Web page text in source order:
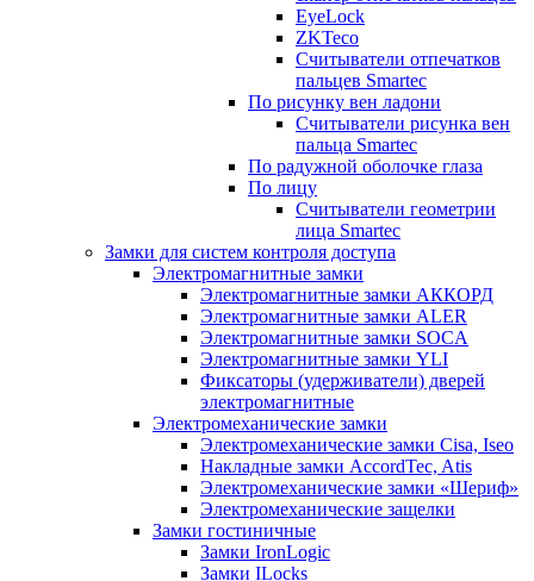
EyeLock
ZKTeco
Считыватели отпечатков
пальцев Smartec
По рисунку вен ладони
Считыватели рисунка вен
пальца Smartec
По радужной оболочке глаза
По лицу
Считыватели геометрии
лица Smartec
Замки для систем контроля доступа
Электромагнитные замки
Электромагнитные замки АККОРД
Электромагнитные замки ALER
Электромагнитные замки SOCA
Электромагнитные замки YLI
Фиксаторы (удерживатели) дверей
электромагнитные
Электромеханические замки
Электромеханические замки Cisa, Iseo
Накладные замки AccordTec, Atis
Электромеханические замки «Шериф»
Электромеханические защелки
Замки гостиничные
Замки IronLogic
Замки ILocks